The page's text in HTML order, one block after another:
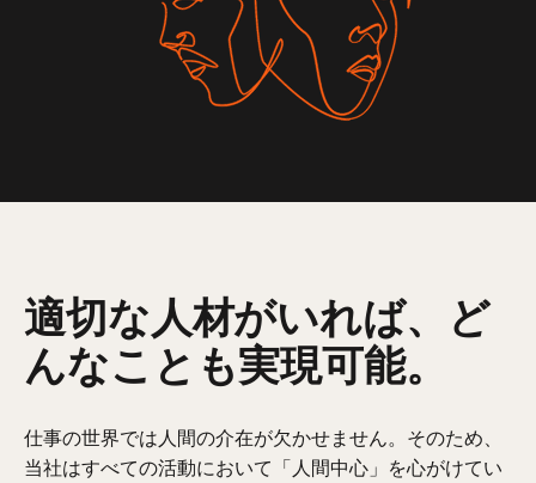
適切な人材がいれば、ど
んなことも実現可能。
仕事の世界では人間の介在が欠かせません。そのため、
当社はすべての活動において「人間中心」を心がけてい